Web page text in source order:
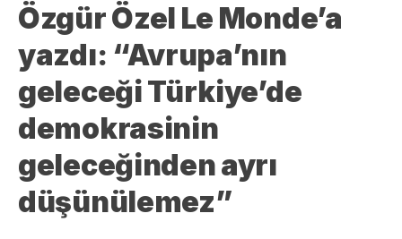
Özgür Özel Le Monde’a
yazdı: “Avrupa’nın
geleceği Türkiye’de
demokrasinin
geleceğinden ayrı
düşünülemez”